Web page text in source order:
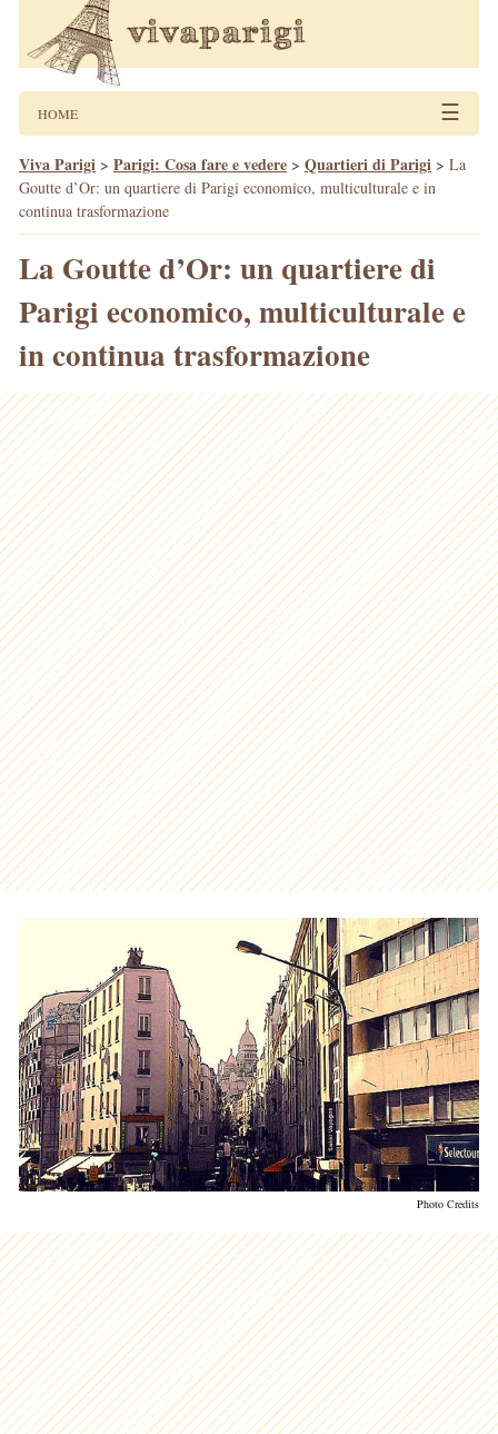
HOME ☰
Viva Parigi > Parigi: Cosa fare e vedere > Quartieri di Parigi > La
Goutte d’Or: un quartiere di Parigi economico, multiculturale e in
continua trasformazione
La Goutte d’Or: un quartiere di
Parigi economico, multiculturale e
in continua trasformazione
Photo Credits